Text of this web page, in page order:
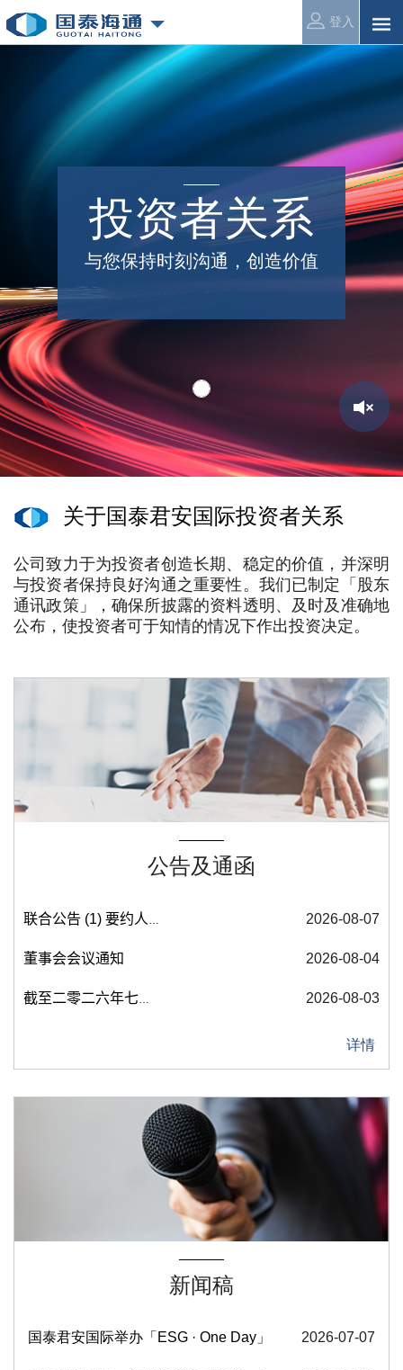
登入
投资者关系
与您保持时刻沟通，创造价值
关于国泰君安国际投资者关系
公司致力于为投资者创造长期、稳定的价值，并深明
与投资者保持良好沟通之重要性。我们已制定「股东
通讯政策」，确保所披露的资料透明、及时及准确地
公布，使投资者可于知情的情况下作出投资决定。
公告及通函
详情
新闻稿
国泰君安国际举办「ESG · One Day」图书捐赠活动
2026-07-07